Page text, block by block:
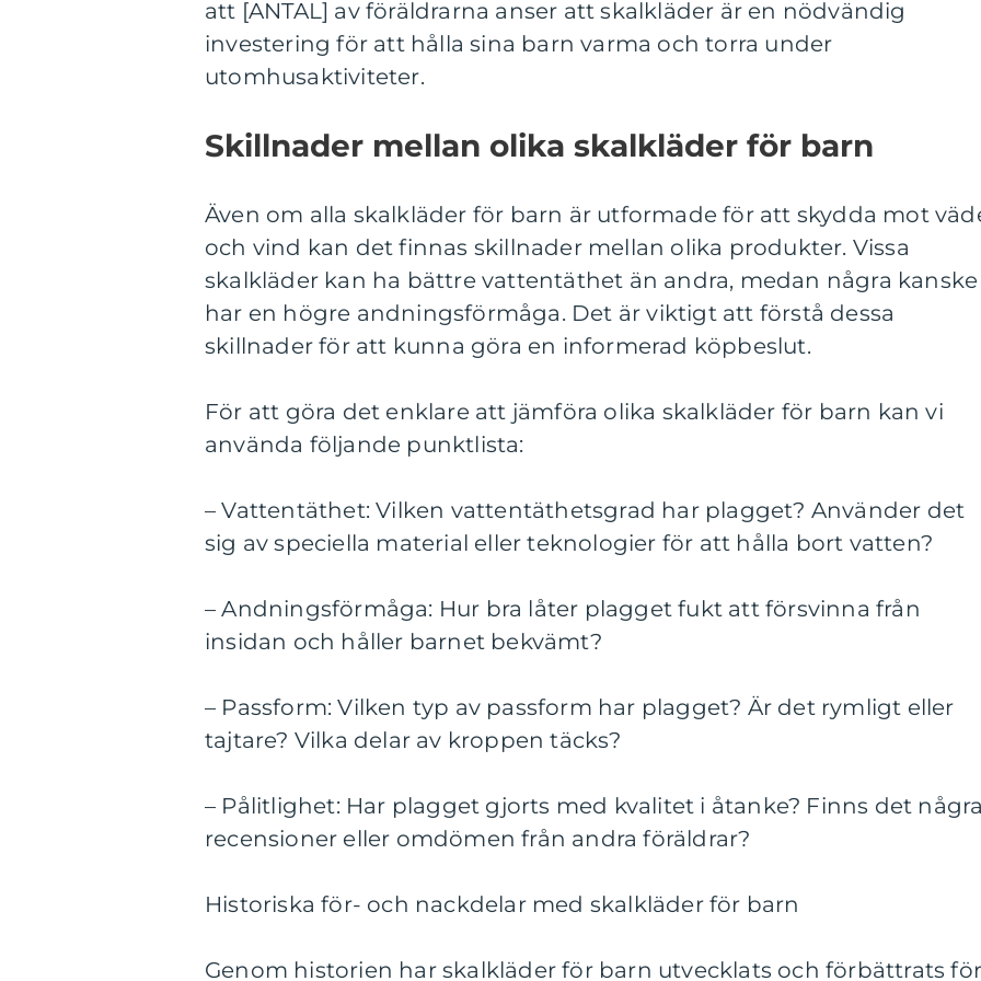
att [ANTAL] av föräldrarna anser att skalkläder är en nödvändig
investering för att hålla sina barn varma och torra under
utomhusaktiviteter.
Skillnader mellan olika skalkläder för barn
Även om alla skalkläder för barn är utformade för att skydda mot
och vind kan det finnas skillnader mellan olika produkter. Vissa
skalkläder kan ha bättre vattentäthet än andra, medan några kanske
har en högre andningsförmåga. Det är viktigt att förstå dessa
skillnader för att kunna göra en informerad köpbeslut.
För att göra det enklare att jämföra olika skalkläder för barn kan vi
använda följande punktlista:
– Vattentäthet: Vilken vattentäthetsgrad har plagget? Använder det
sig av speciella material eller teknologier för att hålla bort vatten?
– Andningsförmåga: Hur bra låter plagget fukt att försvinna från
insidan och håller barnet bekvämt?
– Passform: Vilken typ av passform har plagget? Är det rymligt eller
tajtare? Vilka delar av kroppen täcks?
– Pålitlighet: Har plagget gjorts med kvalitet i åtanke? Finns det
recensioner eller omdömen från andra föräldrar?
Historiska för- och nackdelar med skalkläder för barn
Genom historien har skalkläder för barn utvecklats och förbättrats